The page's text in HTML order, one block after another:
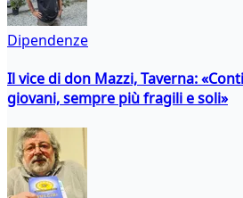
Dipendenze
Il vice di don Mazzi, Taverna:
giovani, sempre più fragili e soli»